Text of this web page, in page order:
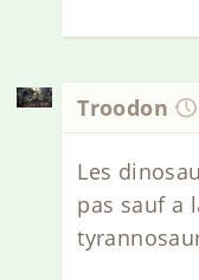
Troodon
Les
pas sauf a